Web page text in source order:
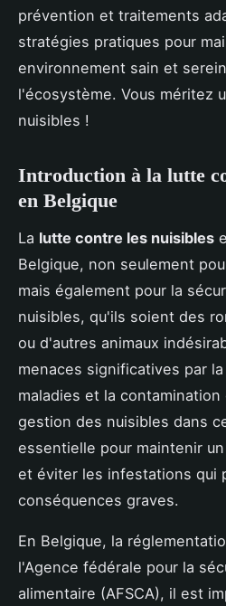
prévention et traitements
stratégies pratiques pour
environnement sain et
l'écosystème. Vous méritez
nuisibles !
Introduction à la lutte
en Belgique
La lutte contre les nuisibles
Belgique, non seulement
mais également pour la
nuisibles, qu'ils soient des
ou d'autres animaux
menaces significatives par
maladies et la contamination
gestion des nuisibles dans
essentielle pour maintenir
et éviter les infestations qui
conséquences graves.
En Belgique, la
l'Agence fédérale pour la
alimentaire (AFSCA), il est